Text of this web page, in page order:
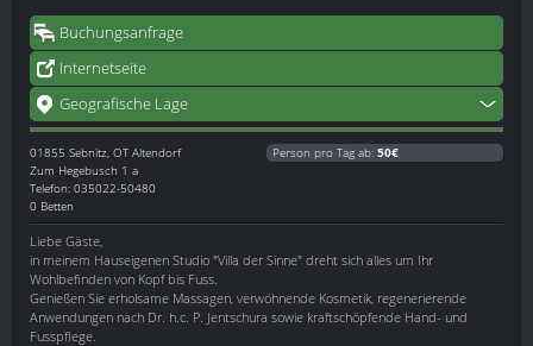
Buchungsanfrage
Internetseite
Geografische Lage
01855 Sebnitz, OT Altendorf
Zum Hegebusch 1 a
Telefon: 035022-50480
0 Betten
Person pro Tag ab: 50€
Liebe Gäste,
in meinem Hauseigenen Studio "Villa der Sinne" dreht sich alles um Ihr
Wohlbefinden von Kopf bis Fuss.
Genießen Sie erholsame Massagen, verwöhnende Kosmetik, regenerierende
Anwendungen nach Dr. h.c. P. Jentschura sowie kraftschöpfende Hand- und
Fusspflege.